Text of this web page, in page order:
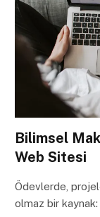
Bilimsel
Web Sitesi
Ödevlerde,
olmaz bir